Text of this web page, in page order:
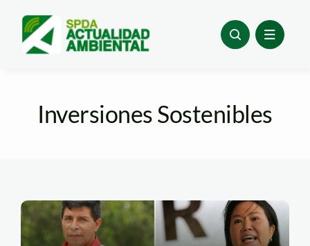
content
Inversiones Sostenibles